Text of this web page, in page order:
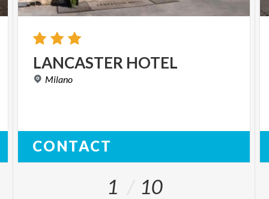
LANCASTER HOTEL
Milano
CONTACT
1 10